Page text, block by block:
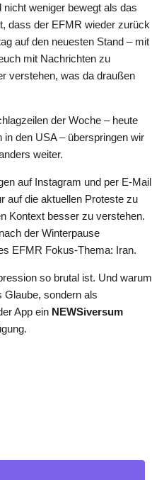
weniger bewegt als das
dass der EFMR wieder zurück
auf den neuesten Stand – mit
mit Nachrichten zu
verstehen, was da draußen
der Woche – heute
den USA – überspringen wir
weiter.
auf Instagram und per E-Mail
auf die aktuellen Proteste zu
Kontext besser zu verstehen.
der Winterpause
EFMR Fokus-Thema: Iran.
so brutal ist. Und warum
Glaube, sondern als
App ein NEWSiversum